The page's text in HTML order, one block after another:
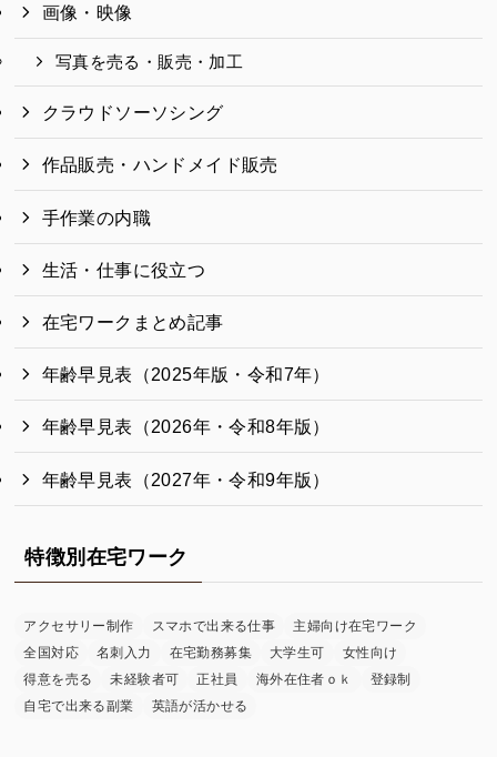
画像・映像
写真を売る・販売・加工
クラウドソーソシング
作品販売・ハンドメイド販売
手作業の内職
生活・仕事に役立つ
在宅ワークまとめ記事
年齢早見表（2025年版・令和7年）
年齢早見表（2026年・令和8年版）
年齢早見表（2027年・令和9年版）
特徴別在宅ワーク
アクセサリー制作 スマホで出来る仕事
主婦向け在宅ワーク
全国対応
名刺入力 在宅勤務募集 大学生可
女性向け
得意を売る
未経験者可 正社員 海外在住者ｏｋ
登録制
自宅で出来る副業
英語が活かせる